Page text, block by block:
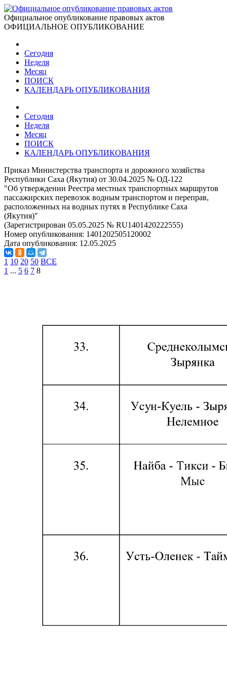
Официальное опубликование правовых актов
ОФИЦИАЛЬНОЕ ОПУБЛИКОВАНИЕ
Сегодня
Неделя
Месяц
ПОИСК
КАЛЕНДАРЬ ОПУБЛИКОВАНИЯ
Сегодня
Неделя
Месяц
ПОИСК
КАЛЕНДАРЬ ОПУБЛИКОВАНИЯ
Приказ Министерства транспорта и дорожного хозяйства
Республики Саха (Якутия) от 30.04.2025 № ОД-122
"Об утверждении Реестра местных транспортных маршрутов
пассажирских перевозок водным транспортом и переправ,
расположенных на водных путях в Республике Саха
(Якутия)"
(Зарегистрирован 05.05.2025 № RU1401420222555)
Номер опубликования: 1401202505120002
Дата опубликования: 12.05.2025
1 10 20 50 ВСЕ
1 ... 5 6 7 8